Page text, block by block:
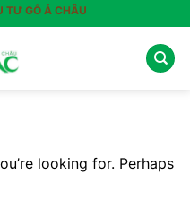
TƯ GỖ Á CHÂU
looking for. Perhaps